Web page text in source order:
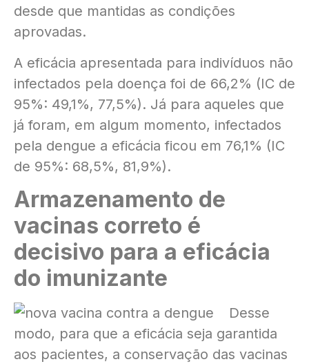
desde que mantidas as condições
aprovadas.
A eficácia apresentada para indivíduos não
infectados pela doença foi de 66,2% (IC de
95%: 49,1%, 77,5%). Já para aqueles que
já foram, em algum momento, infectados
pela dengue a eficácia ficou em 76,1% (IC
de 95%: 68,5%, 81,9%).
Armazenamento de
vacinas correto é
decisivo para a eficácia
do imunizante
Desse
modo, para que a eficácia seja garantida
aos pacientes, a conservação das vacinas